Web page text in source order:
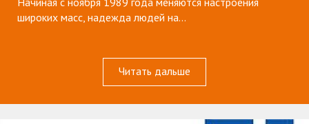
широких масс, надежда людей на…
Читать дальше